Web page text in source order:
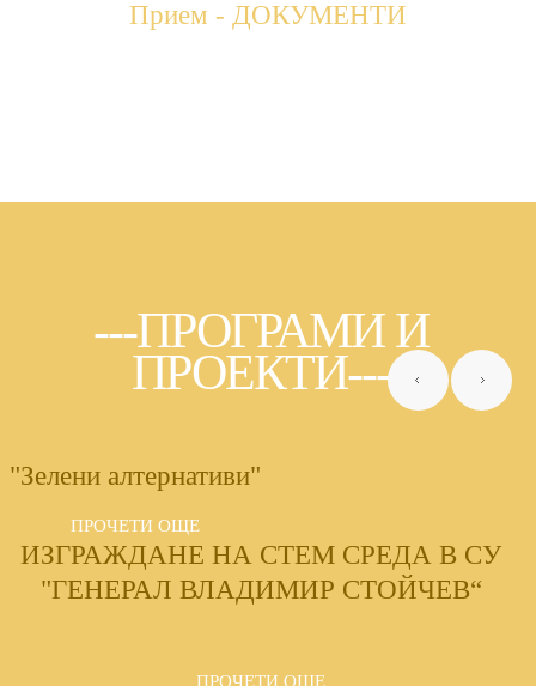
Прием - ДОКУМЕНТИ
---ПРОГРАМИ И
ПРОЕКТИ---
"Зелени алтернативи"
ПРОЧЕТИ ОЩЕ
ИЗГРАЖДАНЕ НА СТЕМ СРЕДА В СУ
"ГЕНЕРАЛ ВЛАДИМИР СТОЙЧЕВ“
ПРОЧЕТИ ОЩЕ